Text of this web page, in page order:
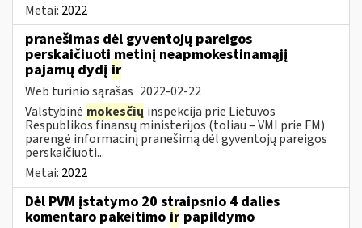
Metai: 2022
pranešimas dėl gyventojų pareigos
perskaičiuoti metinį neapmokestinamąjį
pajamų dydį ir
Web turinio sąrašas 2022-02-22
Valstybinė mokesčių inspekcija prie Lietuvos
Respublikos finansų ministerijos (toliau – VMI prie FM)
parengė informacinį pranešimą dėl gyventojų pareigos
perskaičiuoti...
Metai: 2022
Dėl PVM įstatymo 20 straipsnio 4 dalies
komentaro pakeitimo ir papildymo